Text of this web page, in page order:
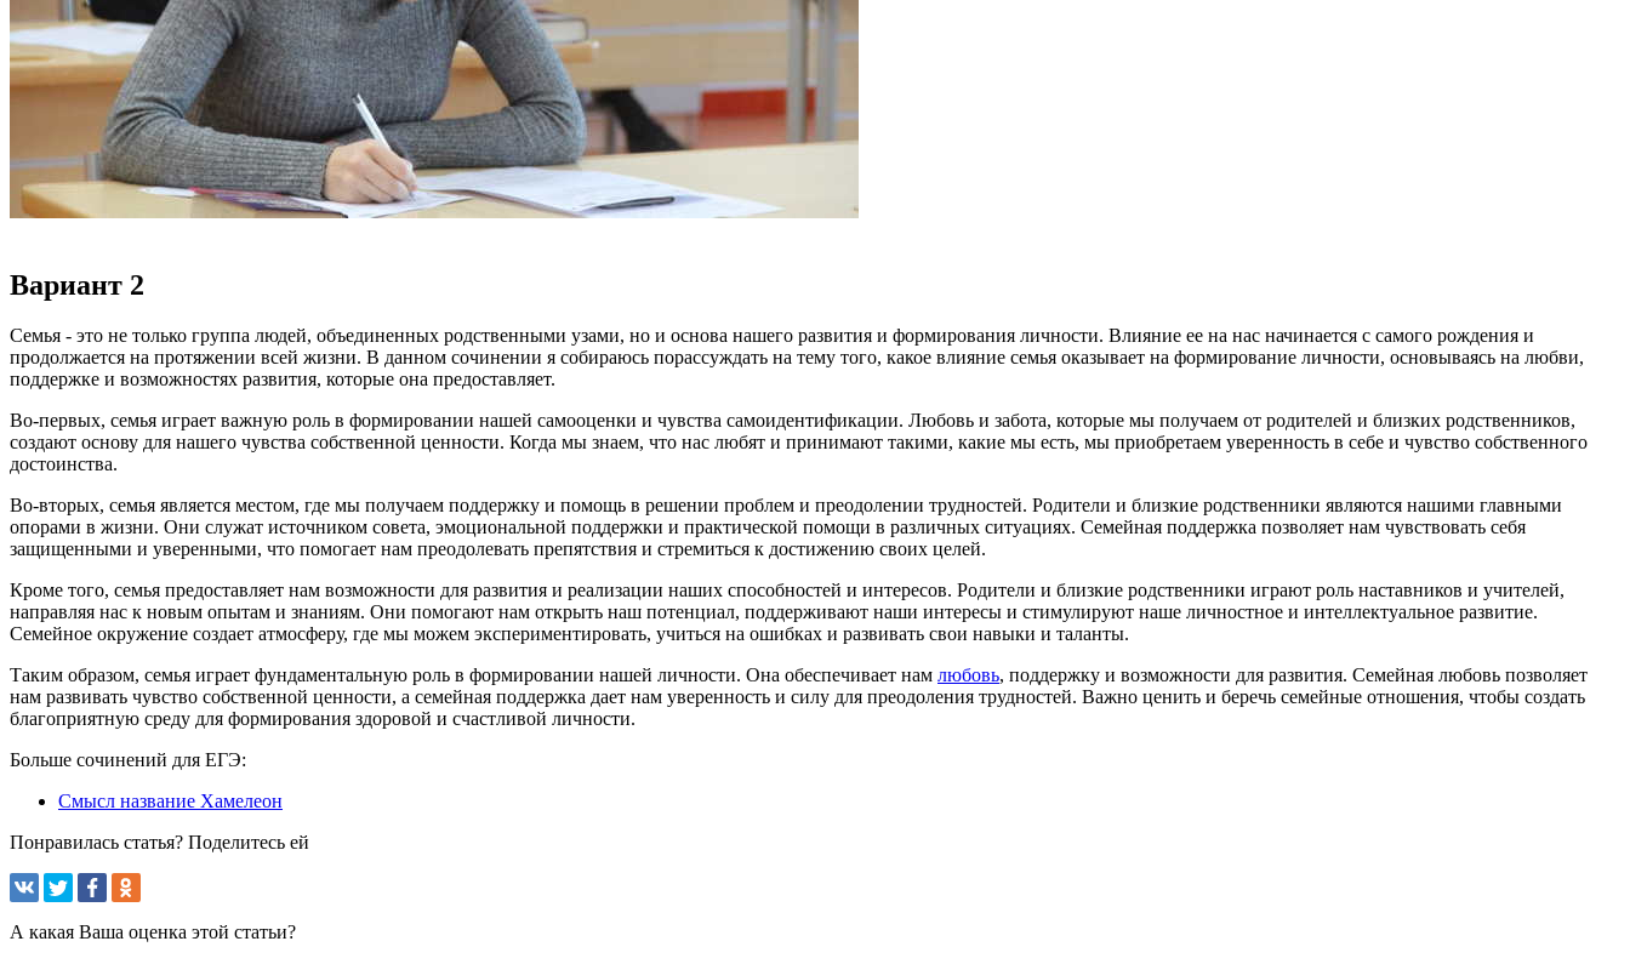
Вариант 2
Семья - это не только группа людей, объединенных родственными узами, но и основа нашего развития и формирования личности. Влияние ее на нас начинается с самого рождения и
продолжается на протяжении всей жизни. В данном сочинении я собираюсь порассуждать на тему того, какое влияние семья оказывает на формирование личности, основываясь на любви,
поддержке и возможностях развития, которые она предоставляет.
Во-первых, семья играет важную роль в формировании нашей самооценки и чувства самоидентификации. Любовь и забота, которые мы получаем от родителей и близких родственников,
создают основу для нашего чувства собственной ценности. Когда мы знаем, что нас любят и принимают такими, какие мы есть, мы приобретаем уверенность в себе и чувство собственного
достоинства.
Во-вторых, семья является местом, где мы получаем поддержку и помощь в решении проблем и преодолении трудностей. Родители и близкие родственники являются нашими главными
опорами в жизни. Они служат источником совета, эмоциональной поддержки и практической помощи в различных ситуациях. Семейная поддержка позволяет нам чувствовать себя
защищенными и уверенными, что помогает нам преодолевать препятствия и стремиться к достижению своих целей.
Кроме того, семья предоставляет нам возможности для развития и реализации наших способностей и интересов. Родители и близкие родственники играют роль наставников и учителей,
направляя нас к новым опытам и знаниям. Они помогают нам открыть наш потенциал, поддерживают наши интересы и стимулируют наше личностное и интеллектуальное развитие.
Семейное окружение создает атмосферу, где мы можем экспериментировать, учиться на ошибках и развивать свои навыки и таланты.
Таким образом, семья играет фундаментальную роль в формировании нашей личности. Она обеспечивает нам любовь, поддержку и возможности для развития. Семейная любовь позволяет
нам развивать чувство собственной ценности, а семейная поддержка дает нам уверенность и силу для преодоления трудностей. Важно ценить и беречь семейные отношения, чтобы создать
благоприятную среду для формирования здоровой и счастливой личности.
Больше сочинений для ЕГЭ:
Смысл название Хамелеон
Понравилась статья? Поделитесь ей
А какая Ваша оценка этой статьи?